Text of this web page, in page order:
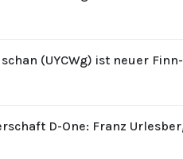
(UYCWg) ist neuer
D-One: Franz